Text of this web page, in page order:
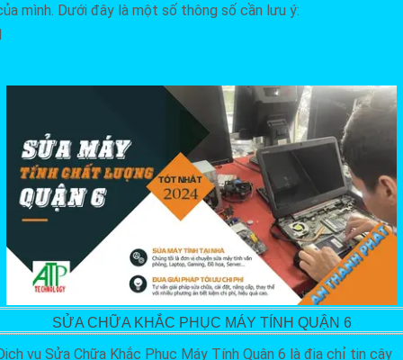
mình. Dưới đây là một số thông số cần lưu ý:
SỬA CHỮA KHẮC PHỤC MÁY TÍNH QUẬN 6
vụ Sửa Chữa Khắc Phục Máy Tính Quận 6 là địa chỉ tin cậy